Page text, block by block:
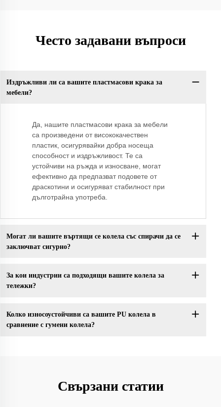
Често задавани въпроси
Издръжливи ли са вашите пластмасови крака за
мебели?
Да, нашите пластмасови крака за мебели
са произведени от висококачествен
пластик, осигурявайки добра носеща
способност и издръжливост. Те са
устойчиви на ръжда и износване, могат
ефективно да предпазват подовете от
драскотини и осигуряват стабилност при
дълготрайна употреба.
Могат ли вашите въртящи се колела със спирачи да се
заключват сигурно?
За кои индустрии са подходящи вашите колела за
тележки?
Колко износоустойчиви са вашите PU колела в
сравнение с гумени колела?
Свързани статии